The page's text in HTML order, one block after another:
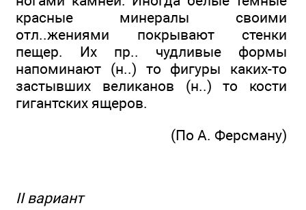
красные минералы своими
отл..жениями покрывают стенки
пещер. Их пр.. чудливые формы
напоминают (н..) то фигуры каких-то
застывших великанов (н..) то кости
гигантских ящеров.
(По А. Ферсману)
II вариант